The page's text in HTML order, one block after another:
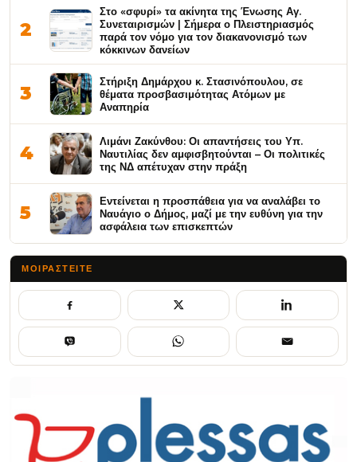
2
Στο «σφυρί» τα ακίνητα της Ένωσης Αγ.
Συνεταιρισμών | Σήμερα ο Πλειστηριασμός
παρά τον νόμο για τον διακανονισμό των
κόκκινων δανείων
3
Στήριξη Δημάρχου κ. Στασινόπουλου, σε
θέματα προσβασιμότητας Ατόμων με
Αναπηρία
4
Λιμάνι Ζακύνθου: Οι απαντήσεις του Υπ.
Ναυτιλίας δεν αμφισβητούνται – Οι πολιτικές
της ΝΔ απέτυχαν στην πράξη
5
Εντείνεται η προσπάθεια για να αναλάβει το
Ναυάγιο ο Δήμος, μαζί με την ευθύνη για την
ασφάλεια των επισκεπτών
ΜΟΙΡΑΣΤΕΊΤΕ